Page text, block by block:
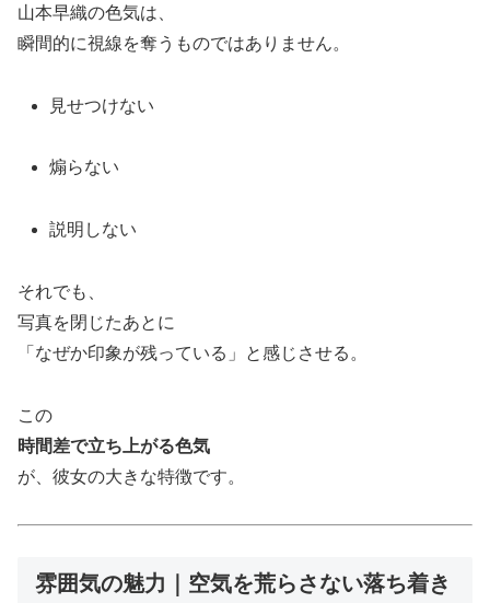
山本早織の色気は、
瞬間的に視線を奪うものではありません。
見せつけない
煽らない
説明しない
それでも、
写真を閉じたあとに
「なぜか印象が残っている」と感じさせる。
この
時間差で立ち上がる色気
が、彼女の大きな特徴です。
雰囲気の魅力｜空気を荒らさない落ち着き